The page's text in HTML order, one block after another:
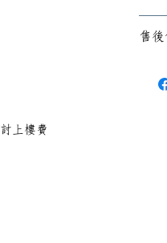
上樓費
⭕
收件)
⭕
售
起計